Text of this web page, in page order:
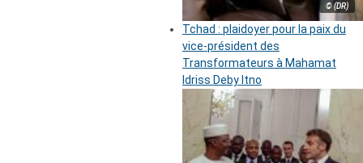
© (DR)
Tchad : plaidoyer pour la paix du
vice-président des
Transformateurs à Mahamat
Idriss Deby Itno